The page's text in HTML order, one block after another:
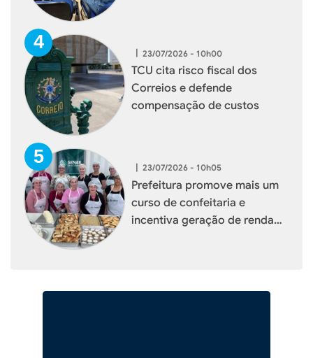
| 23/07/2026 - 10h00
TCU cita risco fiscal dos
Correios e defende
compensação de custos
| 23/07/2026 - 10h05
Prefeitura promove mais um
curso de confeitaria e
incentiva geração de renda